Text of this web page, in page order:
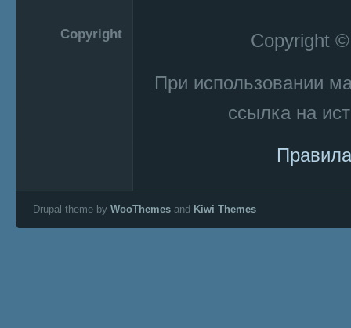
Copyright
Copyright
При использовании
ссылка на
Drupal theme by WooThemes and Kiwi Themes